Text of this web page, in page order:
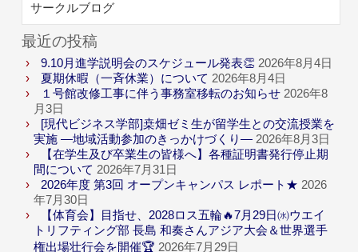
サークルブログ
最近の投稿
9.10月進学説明会のスケジュール発表👏 2026年8月4日
夏期休暇（一斉休業）について 2026年8月4日
１号館改修工事に伴う事務室移転のお知らせ 2026年8
月3日
[現代ビジネス学部]桒畑ゼミ生が留学生との交流授業を
実施 ―地域活動参加のきっかけづくり― 2026年8月3日
【在学生及び卒業生の皆様へ】各種証明書発行停止期
間について 2026年7月31日
2026年度 第3回 オープンキャンパス レポート★ 2026
年7月30日
【体育会】目指せ、2028ロス五輪🔥7月29日㈬ウエイ
トリフティング部 長島 和奏さんアジア大会＆世界選手
権出場壮行会を開催🏆 2026年7月29日